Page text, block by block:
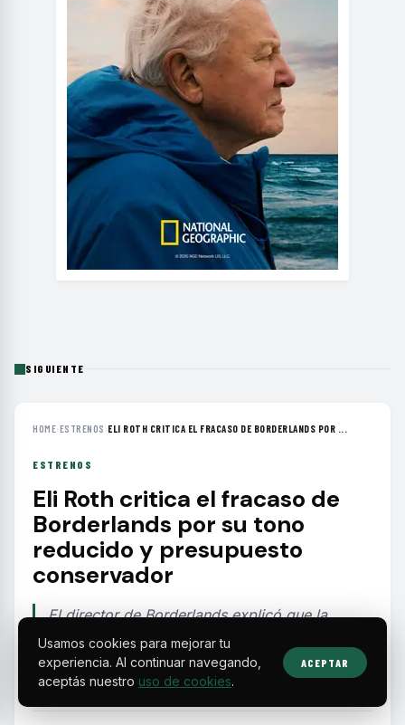
SIGUIENTE
HOME›ESTRENOS ›ELI ROTH CRITICA EL FRACASO DE BORDERLANDS POR ...
ESTRENOS
Eli Roth critica el fracaso de
Borderlands por su tono
reducido y presupuesto
conservador
El director de Borderlands explicó que la
película perdió esencia al limitar la violencia
para alcanzar un público más amplio, lo que
alejó a los fans del videojuego.
Usamos cookies para mejorar tu
experiencia. Al continuar navegando,
aceptás nuestro uso de cookies.
ACEPTAR